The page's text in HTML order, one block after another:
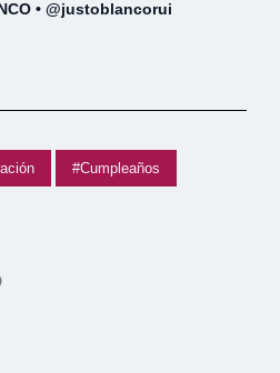
• @justoblancorui
#Cumpleaños